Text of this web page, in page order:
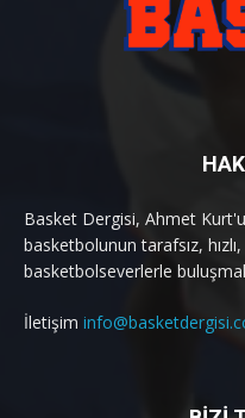
Basket Dergisi, Ahmet
basketbolunun tarafsız,
basketbolseverlerle
İletişim